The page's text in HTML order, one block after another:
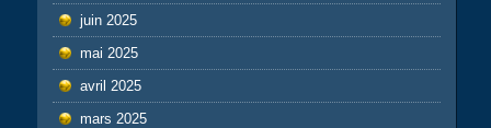
juin 2025
mai 2025
avril 2025
mars 2025